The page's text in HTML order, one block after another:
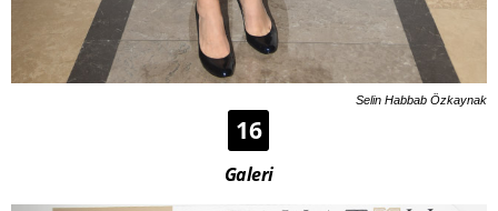
Selin Habbab Özkaynak
16
Galeri